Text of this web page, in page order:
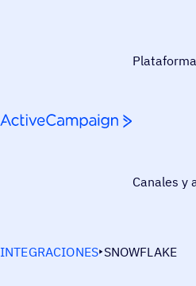
Plataforma
Canales y
INTEGRACIONES SNOWFLAKE